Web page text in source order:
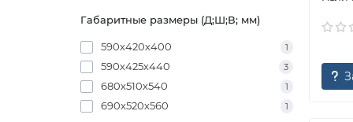
Габаритные размеры (Д;Ш;В; мм)
590х420х400 1
590х425х440 3
680х510х540 1
690х520х560 1